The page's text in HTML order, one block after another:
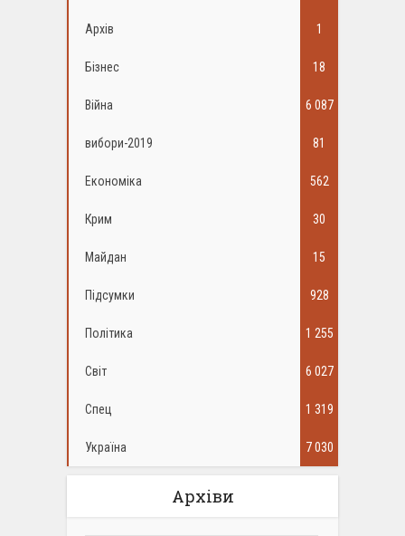
Архів 1
Бізнес 18
Війна 6 087
вибори-2019 81
Економіка 562
Крим 30
Майдан 15
Підсумки 928
Політика 1 255
Світ 6 027
Спец 1 319
Україна 7 030
Архіви